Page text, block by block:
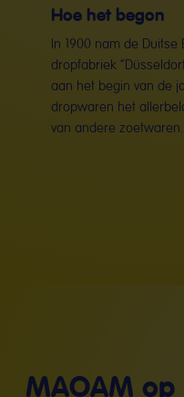
Hoe het begon
In 1900 nam de
dropfabriek
aan het begin van de
dropwaren het
van andere zoetwaren.
MAOAM op